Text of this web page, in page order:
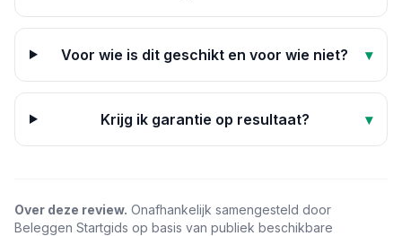
Voor wie is dit geschikt en voor wie niet? ▾
Krijg ik garantie op resultaat? ▾
Over deze review. Onafhankelijk samengesteld door
Beleggen Startgids op basis van publiek beschikbare